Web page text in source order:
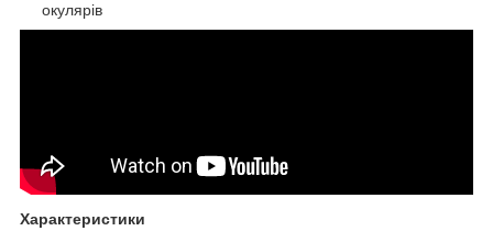
окулярів
Характеристики